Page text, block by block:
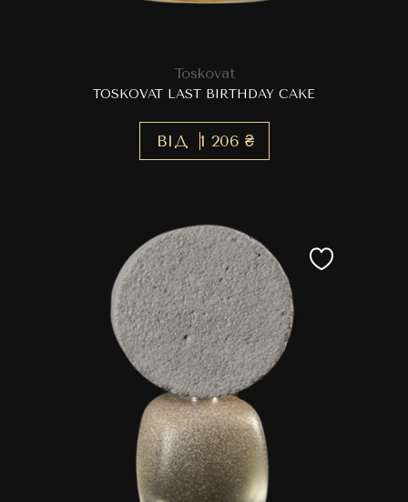
Toskovat
TOSKOVAT LAST BIRTHDAY CAKE
ВІД 1 206 ₴